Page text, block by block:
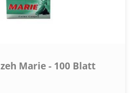
Marie - 100 Blatt